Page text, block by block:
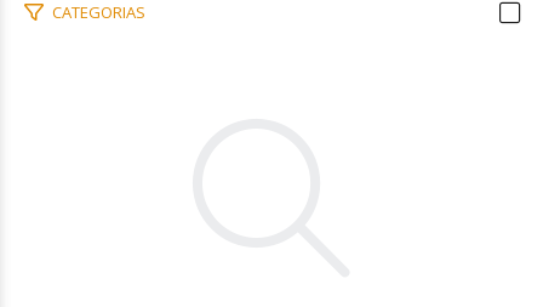
CATEGORIAS